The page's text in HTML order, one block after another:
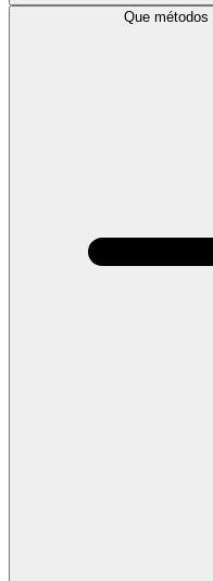
Que métodos